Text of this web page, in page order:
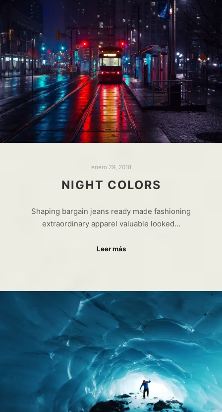
enero 29, 2018
NIGHT COLORS
Shaping bargain jeans ready made fashioning
extraordinary apparel valuable looked…
Leer más